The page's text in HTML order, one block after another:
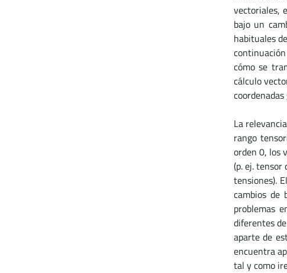
vectoriales,
bajo un
habituales
cómo se
cálculo
La
rango
orden 0, los
(p. ej.
tensiones).
cambios de
problemas
diferentes
aparte de
encuentra
tal y como